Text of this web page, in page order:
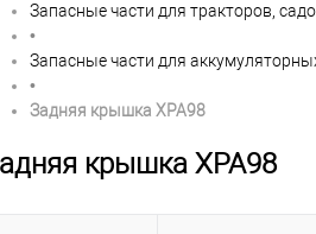
Запасные части для тракторов,
•
Запасные части для
•
Задняя крышка XPA98
крышка XPA98